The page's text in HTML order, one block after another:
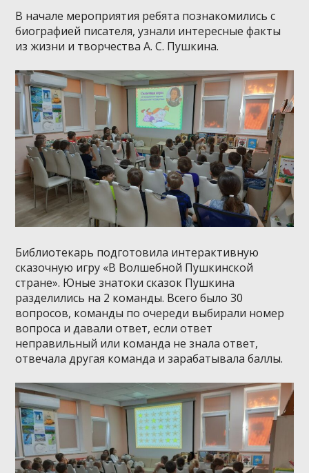
В начале мероприятия ребята познакомились с
биографией писателя, узнали интересные факты
из жизни и творчества А. С. Пушкина.
Библиотекарь подготовила интерактивную
сказочную игру «В Волшебной Пушкинской
стране». Юные знатоки сказок Пушкина
разделились на 2 команды. Всего было 30
вопросов, команды по очереди выбирали номер
вопроса и давали ответ, если ответ
неправильный или команда не знала ответ,
отвечала другая команда и зарабатывала баллы.